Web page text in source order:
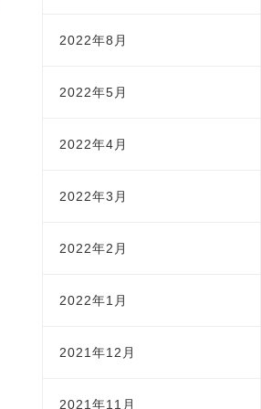
2022年8月
2022年5月
2022年4月
2022年3月
2022年2月
2022年1月
2021年12月
2021年11月